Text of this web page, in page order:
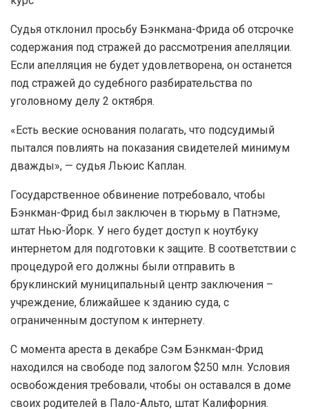
Судья отклонил просьбу Бэнкмана-Фрида об отсрочке
содержания под стражей до рассмотрения апелляции.
Если апелляция не будет удовлетворена, он останется
под стражей до судебного разбирательства по
уголовному делу 2 октября.
«Есть веские основания полагать, что подсудимый
пытался повлиять на показания свидетелей минимум
дважды», — судья Льюис Каплан.
Государственное обвинение потребовало, чтобы
Бэнкман-Фрид был заключен в тюрьму в Патнэме,
штат Нью-Йорк. У него будет доступ к ноутбуку
интернетом для подготовки к защите. В соответствии с
процедурой его должны были отправить в
бруклинский муниципальный центр заключения –
учреждение, ближайшее к зданию суда, с
ограниченным доступом к интернету.
С момента ареста в декабре Сэм Бэнкман-Фрид
находился на свободе под залогом $250 млн. Условия
освобождения требовали, чтобы он оставался в доме
своих родителей в Пало-Альто, штат Калифорния.